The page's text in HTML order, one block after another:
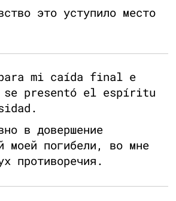
это уступило место
mi caída final e
presentó el espíritu
в довершение
моей погибели, во мне
противоречия.